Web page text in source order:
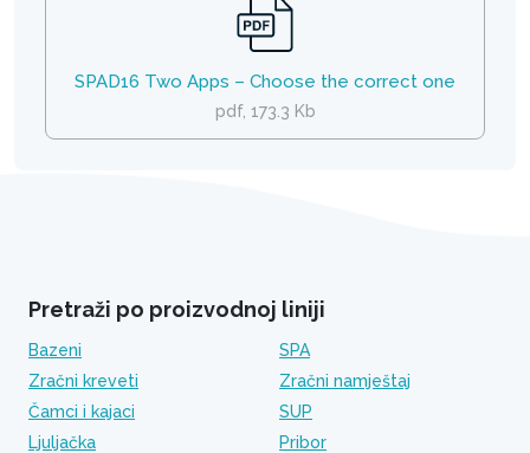
SPAD16 Two Apps – Choose the correct one
pdf, 173.3 Kb
Pretraži po proizvodnoj liniji
Bazeni
SPA
Zračni kreveti
Zračni namještaj
Čamci i kajaci
SUP
Ljuljačka
Pribor